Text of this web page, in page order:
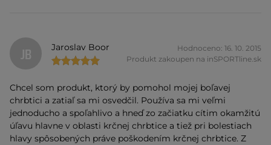
JB Jaroslav Boor
Hodnoceno: 16. 10. 2015
Produkt zakoupen na inSPORTline.sk
Chcel som produkt, ktorý by pomohol mojej boľavej
chrbtici a zatiaľ sa mi osvedčil. Používa sa mi veľmi
jednoducho a spoľahlivo a hneď zo začiatku cítim okamžitú
úľavu hlavne v oblasti krčnej chrbtice a tiež pri bolestiach
hlavy spôsobených práve poškodením krčnej chrbtice. Z